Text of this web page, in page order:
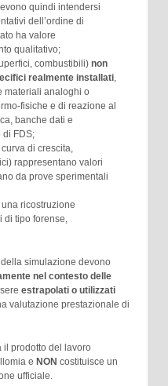
quindi intendersi
dell’ordine di
ha valore
qualitativo;
combustibili) non
realmente installati
materiali analoghi o
fisiche e di reazione al
banche dati e
di FDS;
di crescita,
rappresentano valori
da prove sperimentali
ricostruzione
di tipo forense,
simulazione devono
nel contesto delle
estrapolati o utilizzati
valutazione prestazionale di
il prodotto del lavoro
e NON costituisce un
ufficiale.